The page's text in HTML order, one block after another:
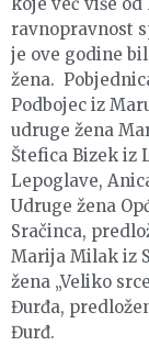
ravnopravnost
je ove godine
žena.
Podbojec iz
udruge žena
Štefica Bizek iz
Lepoglave,
Udruge žena
Sračinca,
Marija Milak iz
žena „Veliko
Đurđa,
Đurđ.